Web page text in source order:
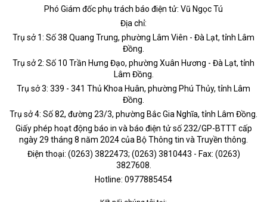
Phó Giám đốc phụ trách báo điện tử: Vũ Ngọc Tú
Địa chỉ:
Trụ sở 1: Số 38 Quang Trung, phường Lâm Viên - Đà Lạt, tỉnh Lâm
Đồng.
Trụ sở 2: Số 10 Trần Hưng Đạo, phường Xuân Hương - Đà Lạt, tỉnh
Lâm Đồng.
Trụ sở 3: 339 - 341 Thủ Khoa Huân, phường Phú Thủy, tỉnh Lâm
Đồng.
Trụ sở 4: Số 82, đường 23/3, phường Bắc Gia Nghĩa, tỉnh Lâm Đồng.
Giấy phép hoạt động báo in và báo điện tử số 232/GP-BTTT cấp
ngày 29 tháng 8 năm 2024 của Bộ Thông tin và Truyền thông.
Điện thoại: (0263) 3822473; (0263) 3810443 - Fax: (0263)
3827608.
Hotline: 0977885454